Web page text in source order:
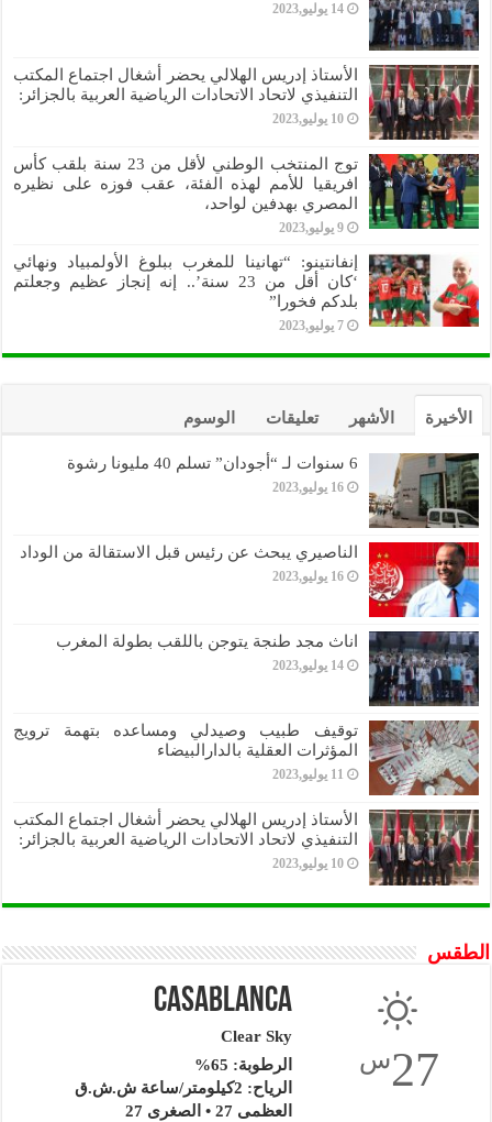
14 يوليو,2023
الأستاذ إدريس الهلالي يحضر أشغال اجتماع المكتب
التنفيذي لاتحاد الاتحادات الرياضية العربية بالجزائر:
10 يوليو,2023
توج المنتخب الوطني لأقل من 23 سنة بلقب كأس
افريقيا للأمم لهذه الفئة، عقب فوزه على نظيره
المصري بهدفين لواحد،
9 يوليو,2023
إنفانتينو: “تهانينا للمغرب ببلوغ الأولمبياد ونهائي
‘كان أقل من 23 سنة’.. إنه إنجاز عظيم وجعلتم
بلدكم فخورا”
7 يوليو,2023
الأخيرة الأشهر تعليقات الوسوم
6 سنوات لـ “أجودان” تسلم 40 مليونا رشوة
16 يوليو,2023
الناصيري يبحث عن رئيس قبل الاستقالة من الوداد
16 يوليو,2023
اناث مجد طنجة يتوجن باللقب بطولة المغرب
14 يوليو,2023
توقيف طبيب وصيدلي ومساعده بتهمة ترويج
المؤثرات العقلية بالدارالبيضاء
11 يوليو,2023
الأستاذ إدريس الهلالي يحضر أشغال اجتماع المكتب
التنفيذي لاتحاد الاتحادات الرياضية العربية بالجزائر:
10 يوليو,2023
الطقس
27س
Casablanca
Clear Sky
الرطوبة: 65%
الرياح: 2كيلومتر/ساعة ش.ش.ق‎
العظمى 27 • الصغرى 27